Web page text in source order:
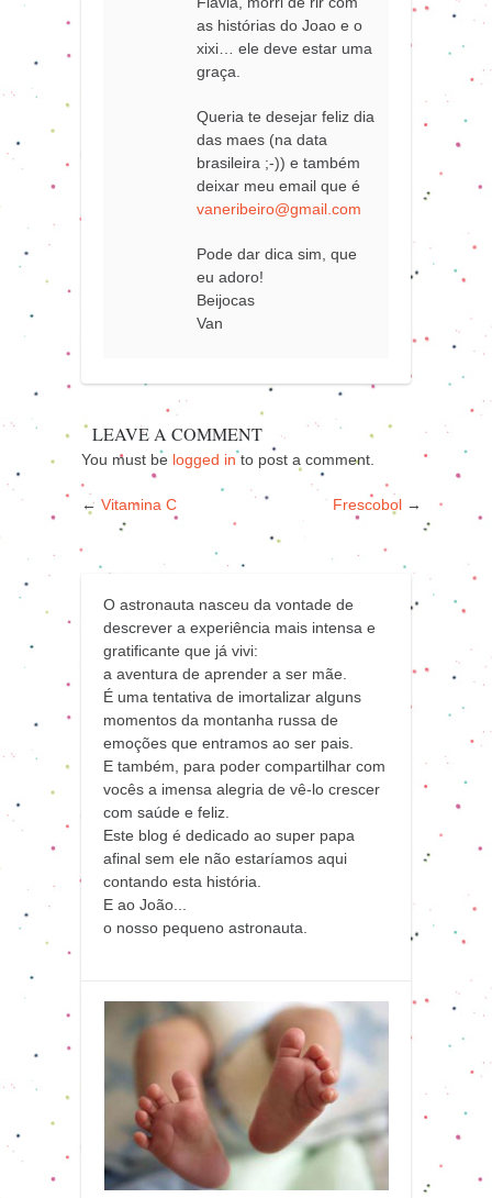
as histórias do Joao e o
xixi… ele deve estar uma
graça.
Queria te desejar feliz dia
das maes (na data
brasileira ;-)) e também
deixar meu email que é
vaneribeiro@gmail.com
Pode dar dica sim, que
eu adoro!
Beijocas
Van
LEAVE A COMMENT
You must be logged into post a comment.
← Vitamina C Frescobol →
O astronauta nasceu da vontade de
descrever a experiência mais intensa e
gratificante que já vivi:
a aventura de aprender a ser mãe.
É uma tentativa de imortalizar alguns
momentos da montanha russa de
emoções que entramos ao ser pais.
E também, para poder compartilhar com
vocês a imensa alegria de vê-lo crescer
com saúde e feliz.
Este blog é dedicado ao super papa
afinal sem ele não estaríamos aqui
contando esta história.
E ao João...
o nosso pequeno astronauta.